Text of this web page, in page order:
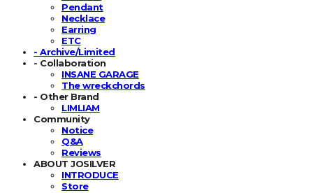
Pendant
Necklace
Earring
ETC
- Archive/Limited
- Collaboration
INSANE GARAGE
The wreckchords
- Other Brand
LIMLIAM
Community
Notice
Q&A
Reviews
ABOUT JOSILVER
INTRODUCE
Store